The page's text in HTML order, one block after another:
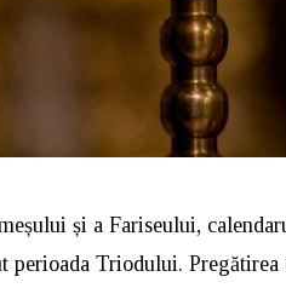
și a Fariseului,
perioada Triodului.